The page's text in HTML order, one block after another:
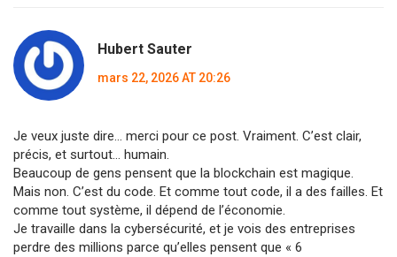
Hubert Sauter
mars 22, 2026 AT 20:26
Je veux juste dire… merci pour ce post. Vraiment. C’est clair,
précis, et surtout… humain.
Beaucoup de gens pensent que la blockchain est magique.
Mais non. C’est du code. Et comme tout code, il a des failles. Et
comme tout système, il dépend de l’économie.
Je travaille dans la cybersécurité, et je vois des entreprises
perdre des millions parce qu’elles pensent que « 6